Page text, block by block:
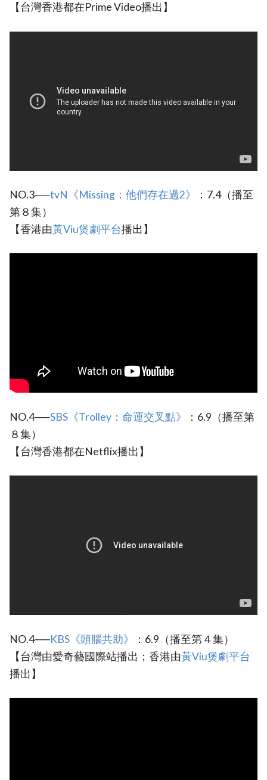
【台灣香港都在Prime Video播出】
NO.3──tvN《Missing：他們存在過2》
：7.4（播至
第８集）
【香港由黃Viu煲劇平台播出】
NO.4──SBS《Trolley：命運交叉點》
：6.9（播至第
８集）
【台灣香港都在Netflix播出】
NO.4──KBS《頭腦共助》
：6.9（播至第４集）
【台灣由愛奇藝國際站播出；香港由黃Viu煲劇平台
播出】